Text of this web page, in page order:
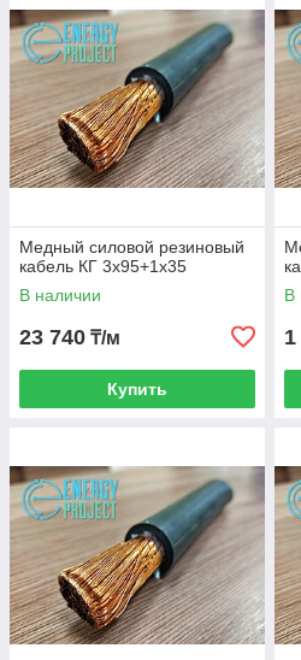
Медный силовой резиновый
кабель КГ 3х95+1х35
В наличии
23 740 ₸/м
Купить
В